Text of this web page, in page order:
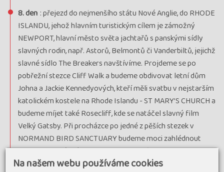
8. den : přejezd do nejmenšího státu Nové Anglie, do RHODE
ISLANDU, jehož hlavním turistickým cílem je zámožný
NEWPORT, hlavní město světa jachtařů s panskými sídly
slavných rodin, např. Astorů, Belmontů či Vanderbiltů, jejichž
slavné sídlo The Breakers navštívíme. Projdeme se po
pobřežní stezce Cliff Walk a budeme obdivovat letní dům
Johna a Jackie Kennedyových, kteří měli svatbu v nejstarším
katolickém kostele na Rhode Islandu - ST MARY’S CHURCH a
budeme míjet také Rosecliff, kde se natáčel slavný film
Velký Gatsby. Při procházce po jedné z pěších stezek v
NORMAND BIRD SANCTUARY budeme moci zahlédnout
pestrobarevné ptáky. Odpoledne dorazíme do
PROVIDENCE, první osady Rhode Islandu a sídla další slavné
Na našem webu používáme cookies